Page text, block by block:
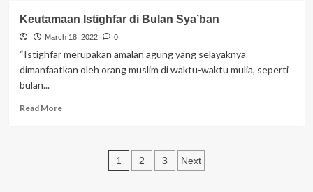
Pemilihan
Ulang,
Harwinda
Terpilih
Keutamaan Istighfar di Bulan Sya’ban
March 18, 2022 0
“Istighfar merupakan amalan agung yang selayaknya
dimanfaatkan oleh orang muslim di waktu-waktu mulia, seperti
bulan...
Read MoreRead
Posts
1 2 3 Next